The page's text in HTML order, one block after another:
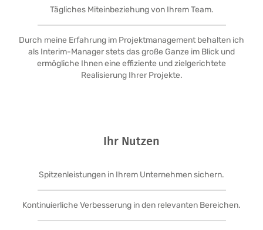
Tägliches Miteinbeziehung von Ihrem Team.
Durch meine Erfahrung im Projektmanagement behalten ich
als Interim-Manager stets das große Ganze im Blick und
ermögliche Ihnen eine effiziente und zielgerichtete
Realisierung Ihrer Projekte.
Ihr Nutzen
Spitzenleistungen in Ihrem Unternehmen sichern.
Kontinuierliche Verbesserung in den relevanten Bereichen.